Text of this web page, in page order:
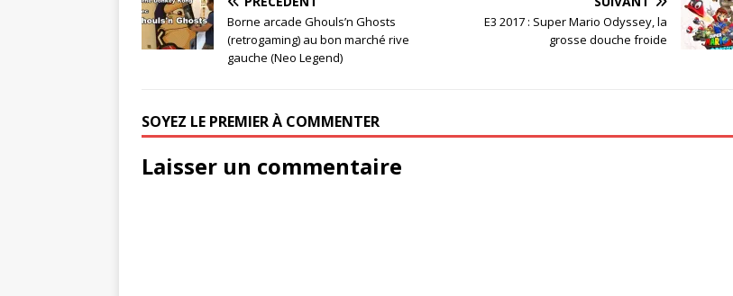
Borne arcade Ghouls’n Ghosts
(retrogaming) au bon marché rive
gauche (Neo Legend)
E3 2017 : Super Mario Odyssey, la
grosse douche froide
SOYEZ LE PREMIER À COMMENTER
Laisser un commentaire